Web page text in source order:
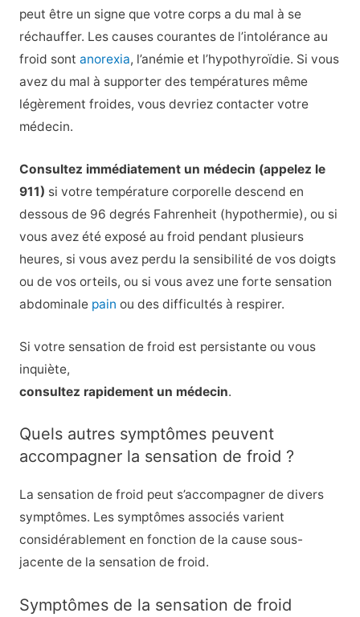
peut être un signe que votre corps a du mal à se
réchauffer. Les causes courantes de l’intolérance au
froid sont anorexia, l’anémie et l’hypothyroïdie. Si vous
avez du mal à supporter des températures même
légèrement froides, vous devriez contacter votre
médecin.
Consultez immédiatement un médecin (appelez le
911) si votre température corporelle descend en
dessous de 96 degrés Fahrenheit (hypothermie), ou si
vous avez été exposé au froid pendant plusieurs
heures, si vous avez perdu la sensibilité de vos doigts
ou de vos orteils, ou si vous avez une forte sensation
abdominale pain ou des difficultés à respirer.
Si votre sensation de froid est persistante ou vous
inquiète,
consultez rapidement un médecin.
Quels autres symptômes peuvent
accompagner la sensation de froid ?
La sensation de froid peut s’accompagner de divers
symptômes. Les symptômes associés varient
considérablement en fonction de la cause sous-
jacente de la sensation de froid.
Symptômes de la sensation de froid